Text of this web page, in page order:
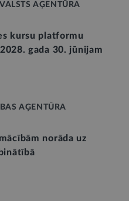
AĢENTŪRA
kursu platformu
gada 30. jūnijam
AĢENTŪRA
norāda uz